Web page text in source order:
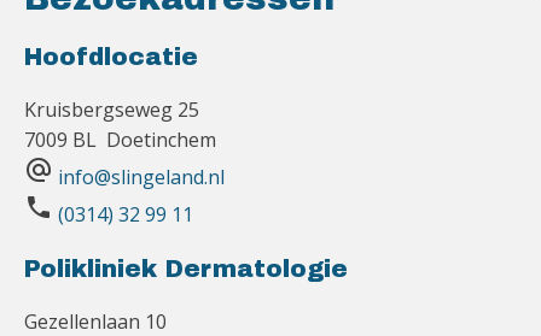
Hoofdlocatie
Kruisbergseweg 25
7009 BL Doetinchem
alternate_email info@slingeland.nl
phone (0314) 32 99 11
Polikliniek Dermatologie
Gezellenlaan 10